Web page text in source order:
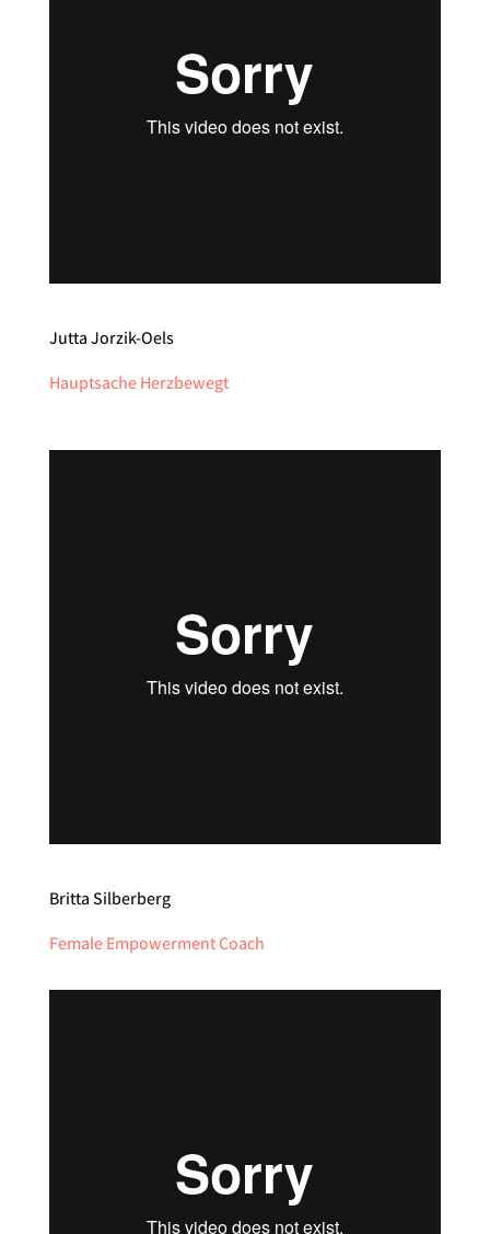
Jutta Jorzik-Oels
Hauptsache Herzbewegt
Britta Silberberg
Female Empowerment Coach